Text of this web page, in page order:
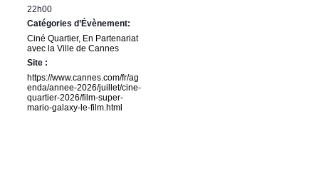
22h00
Catégories d’Évènement:
Ciné Quartier, En Partenariat
avec la Ville de Cannes
Site :
https://www.cannes.com/fr/ag
enda/annee-2026/juillet/cine-
quartier-2026/film-super-
mario-galaxy-le-film.html